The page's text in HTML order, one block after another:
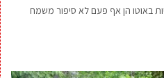
באוטו הן אף פעם לא סיפור משמח